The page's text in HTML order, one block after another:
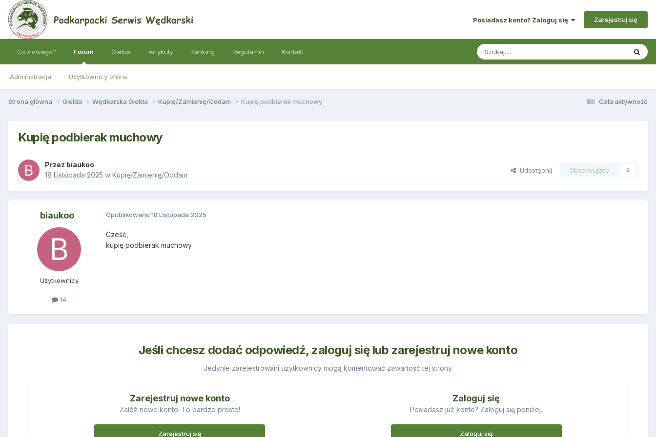
Posiadasz konto? Zaloguj się Zarejestruj się
Co nowego? Forum
Administracja Użytkownicy online
Giełda Artykuły Ranking Regulamin Kontakt
Cała aktywność
Strona główna Giełda Wędkarska Giełda Kupię/Zamienię/Oddam Kupię podbierak muchowy
Kupię podbierak muchowy
Przez biaukoo
18 Listopada 2025 w Kupię/Zamienię/Oddam
Udostępnij Obserwujący 0
biaukoo
Użytkownicy
14
Opublikowano 18 Listopada 2025
Cześć,
kupię podbierak muchowy
Jeśli chcesz dodać odpowiedź, zaloguj się lub zarejestruj nowe konto
Jedynie zarejestrowani użytkownicy mogą komentować zawartość tej strony.
Zarejestruj nowe konto
Załóż nowe konto. To bardzo proste!
Zarejestruj się
Zaloguj się
Posiadasz już konto? Zaloguj się poniżej.
Zaloguj się